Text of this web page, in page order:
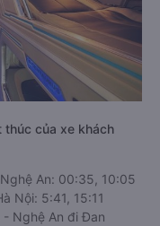
thúc của xe khách
An: 00:35, 10:05
Nội: 5:41, 15:11
Nghệ An đi Đan